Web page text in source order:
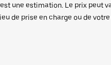
une estimation. Le prix peut
de prise en charge ou de